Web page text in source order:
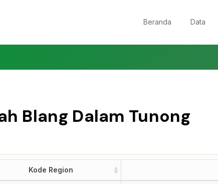
Beranda Data
Blang Dalam Tunong
Kode Region
Kode Region